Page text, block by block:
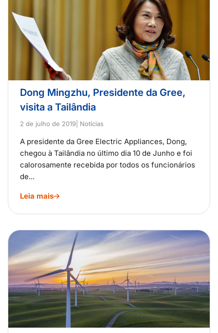
Dong Mingzhu, Presidente da Gree,
visita a Tailândia
2 de julho de 2019 | Notícias
A presidente da Gree Electric Appliances, Dong,
chegou à Tailândia no último dia 10 de Junho e foi
calorosamente recebida por todos os funcionários
de...
Leia mais